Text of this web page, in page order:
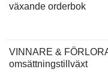
växande orderbok
VINNARE &
omsättningstillväxt